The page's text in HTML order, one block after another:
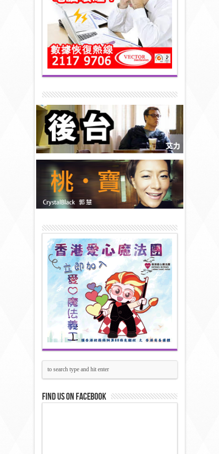
Find us on Facebook